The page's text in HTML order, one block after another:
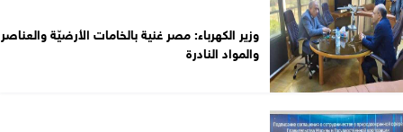
وزير الكهرباء: مصر غنية بالخامات الأرضيّة والعناصر
والمواد النادرة